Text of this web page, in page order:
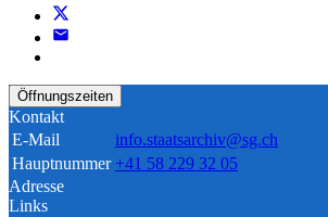
Öffnungszeiten
Kontakt
E-Mail
info.staatsarchiv@sg.ch
Hauptnummer +41 58 229 32 05
Adresse
Links